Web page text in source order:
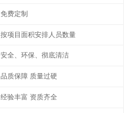
免费定制
按项目面积安排人员数量
安全、环保、彻底清洁
品质保障 质量过硬
经验丰富 资质齐全